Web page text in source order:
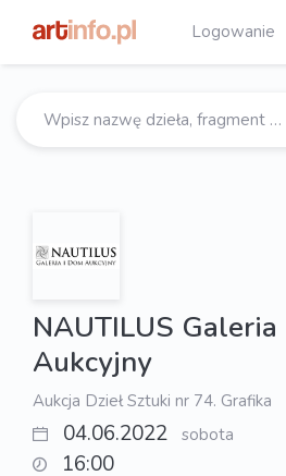
Logowanie
NAUTILUS Galeria
Aukcyjny
Aukcja Dzieł Sztuki nr 74. Grafika
04.06.2022 sobota
16:00